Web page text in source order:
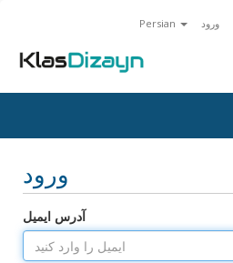
Persian ورود
ورود
آدرس ایمیل